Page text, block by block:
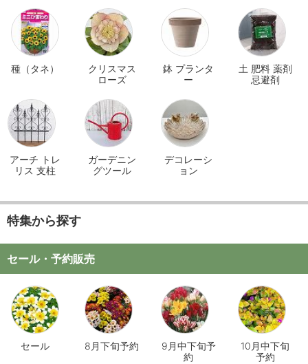
種（タネ）
クリスマス
ローズ
鉢 プランタ
ー
土 肥料 薬剤
忌避剤
アーチ トレ
リス 支柱
ガーデニン
グツール
デコレーシ
ョン
特集から探す
セール・予約販売
セール 8月下旬予約
9月中下旬予
約
10月中下旬
予約